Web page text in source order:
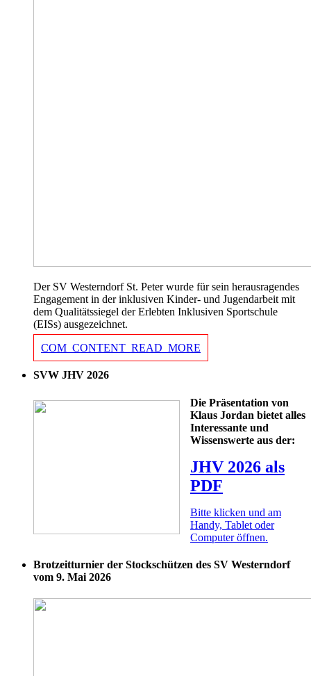
Der SV Westerndorf St. Peter wurde für sein herausragendes
Engagement in der inklusiven Kinder- und Jugendarbeit mit
dem Qualitätssiegel der Erlebten Inklusiven Sportschule
(EISs) ausgezeichnet.
COM_CONTENT_READ_MORE
SVW JHV 2026
Die Präsentation von
Klaus Jordan bietet alles
Interessante und
Wissenswerte aus der:
JHV 2026 als
PDF
Bitte klicken und am
Handy, Tablet oder
Computer öffnen.
Brotzeitturnier der Stockschützen des SV Westerndorf
vom 9. Mai 2026